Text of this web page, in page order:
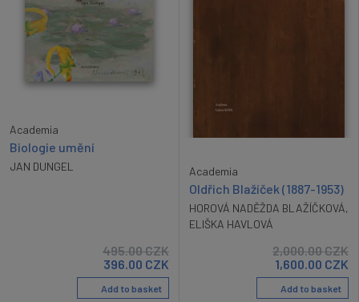
Academia
Biologie umění
JAN DUNGEL
495.00CZK
396.00 CZK
Add to basket
Academia
Oldřich Blažíček (1887-1953)
HOROVÁ NADĚŽDA BLAŽÍČKOVÁ,
ELIŠKA HAVLOVÁ
2,000.00CZK
1,600.00 CZK
Add to basket